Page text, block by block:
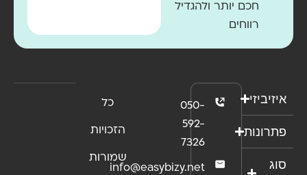
חכם יותר ולהגדיל
רווחים
איזיביזי
פתרונות
סוג
050-
592-
7326
info@easybizy.net
כל
הזכויות
שמורות